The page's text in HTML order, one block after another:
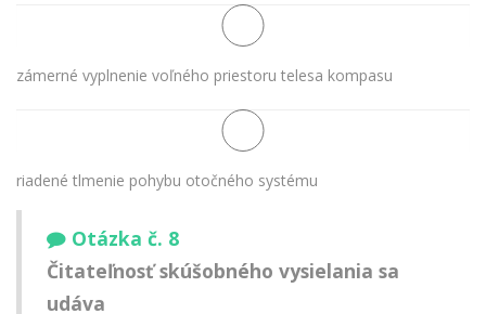
zámerné vyplnenie voľného priestoru telesa kompasu
riadené tlmenie pohybu otočného systému
Otázka č. 8
Čitateľnosť skúšobného vysielania sa
udáva